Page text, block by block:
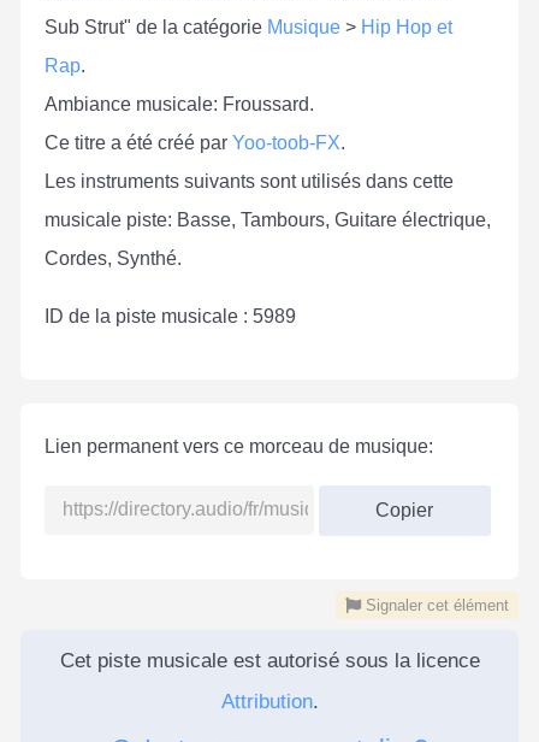
Sub Strut" de la catégorie Musique > Hip Hop et
Rap.
Ambiance musicale: Froussard.
Ce titre a été créé par Yoo-toob-FX.
Les instruments suivants sont utilisés dans cette
musicale piste: Basse, Tambours, Guitare électrique,
Cordes, Synthé.
ID de la piste musicale : 5989
Lien permanent vers ce morceau de musique:
Copier
Signaler cet élément
Cet piste musicale est autorisé sous la licence
Attribution.